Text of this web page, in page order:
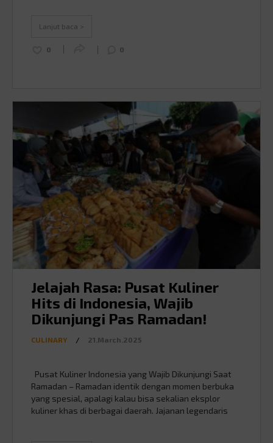
Instagrammable …
Lanjut baca >
0 0
Jelajah Rasa: Pusat Kuliner
Hits di Indonesia, Wajib
Dikunjungi Pas Ramadan!
CULINARY / 21.March.2025
Pusat Kuliner Indonesia yang Wajib Dikunjungi Saat
Ramadan – Ramadan identik dengan momen berbuka
yang spesial, apalagi kalau bisa sekalian eksplor
kuliner khas di berbagai daerah. Jajanan legendaris